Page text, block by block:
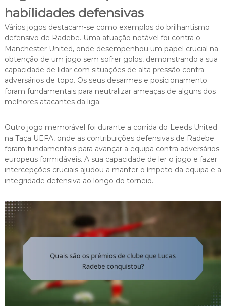
habilidades defensivas
Vários jogos destacam-se como exemplos do brilhantismo
defensivo de Radebe. Uma atuação notável foi contra o
Manchester United, onde desempenhou um papel crucial na
obtenção de um jogo sem sofrer golos, demonstrando a sua
capacidade de lidar com situações de alta pressão contra
adversários de topo. Os seus desarmes e posicionamento
foram fundamentais para neutralizar ameaças de alguns dos
melhores atacantes da liga.
Outro jogo memorável foi durante a corrida do Leeds United
na Taça UEFA, onde as contribuições defensivas de Radebe
foram fundamentais para avançar a equipa contra adversários
europeus formidáveis. A sua capacidade de ler o jogo e fazer
intercepções cruciais ajudou a manter o ímpeto da equipa e a
integridade defensiva ao longo do torneio.